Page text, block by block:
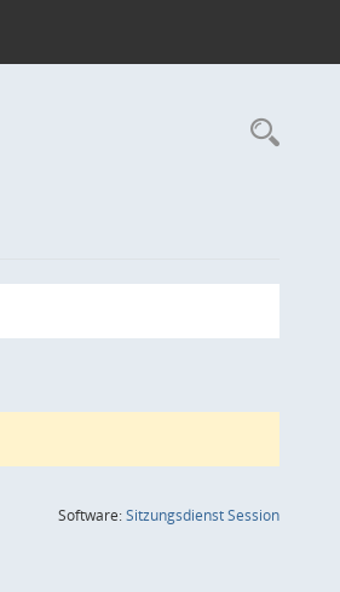
Software:SitzungsdienstSession(Wird in